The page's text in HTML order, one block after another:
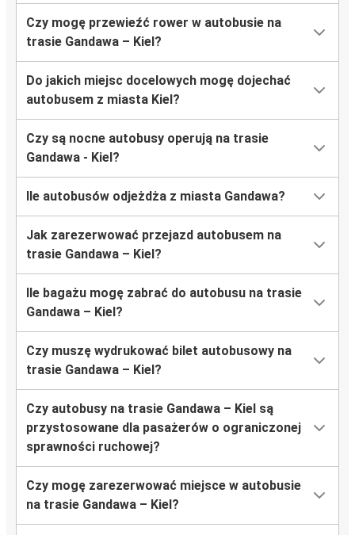
Czy mogę przewieźć rower w autobusie na
trasie Gandawa – Kiel?
Do jakich miejsc docelowych mogę dojechać
autobusem z miasta Kiel?
Czy są nocne autobusy operują na trasie
Gandawa - Kiel?
Ile autobusów odjeżdża z miasta Gandawa?
Jak zarezerwować przejazd autobusem na
trasie Gandawa – Kiel?
Ile bagażu mogę zabrać do autobusu na trasie
Gandawa – Kiel?
Czy muszę wydrukować bilet autobusowy na
trasie Gandawa – Kiel?
Czy autobusy na trasie Gandawa – Kiel są
przystosowane dla pasażerów o ograniczonej
sprawności ruchowej?
Czy mogę zarezerwować miejsce w autobusie
na trasie Gandawa – Kiel?